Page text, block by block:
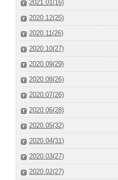
2021.01(16)
2020.12(25)
2020.11(26)
2020.10(27)
2020.09(29)
2020.08(26)
2020.07(26)
2020.06(28)
2020.05(32)
2020.04(31)
2020.03(27)
2020.02(27)